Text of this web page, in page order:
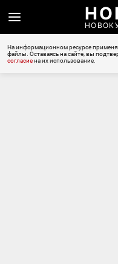
На информационном ресурсе
файлы. Оставаясь на сайте, вы
согласиена их использование.